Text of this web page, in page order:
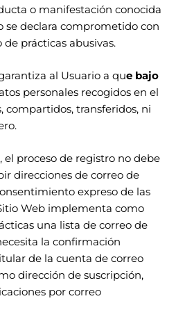
o manifestación conocida
se declara comprometido con
prácticas abusivas.
al Usuario a que bajo
personales recogidos en el
compartidos, transferidos, ni
el proceso de registro no debe
direcciones de correo de
expreso de las
Web implementa como
una lista de correo de
la confirmación
de la cuenta de correo
dirección de suscripción,
por correo